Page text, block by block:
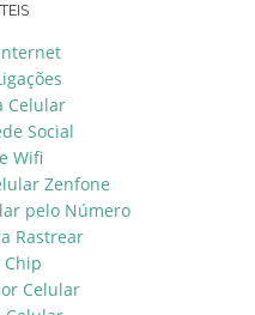
Celular
Social
Wifi
Zenfone
pelo Número
Rastrear
Chip
Celular